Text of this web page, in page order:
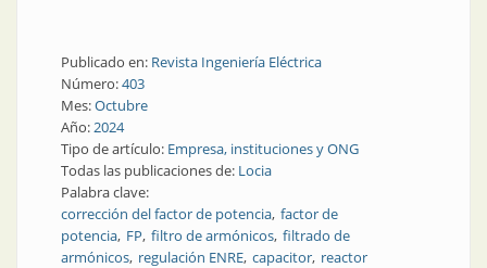
Publicado en: Revista Ingeniería Eléctrica
Número:403
Mes:Octubre
Año:2024
Tipo de artículo: Empresa, instituciones y ONG
Todas las publicaciones de: Locia
Palabra clave:
corrección del factor de potencia factor de
potencia FP filtro de armónicos filtrado de
armónicos regulación ENRE capacitor reactor